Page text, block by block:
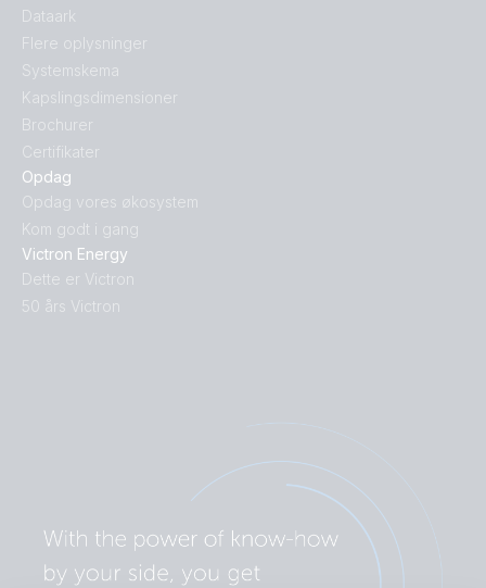
Opdag
Opdag vores økosystem
Kom godt i gang
Victron Energy
Dette er Victron
50 års Victron
Dataark
Flere oplysninger
Systemskema
Kapslingsdimensioner
Brochurer
Certifikater